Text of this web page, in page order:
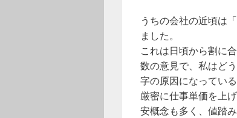
うちの会社の近頃は
ました。
これは日頃から割に
数の意見で、私はど
字の原因になっている
厳密に仕事単価を上
安概念も多く、値踏